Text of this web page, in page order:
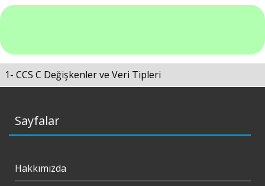
1- CCS C Değişkenler ve Veri Tipleri
Sayfalar
Hakkımızda